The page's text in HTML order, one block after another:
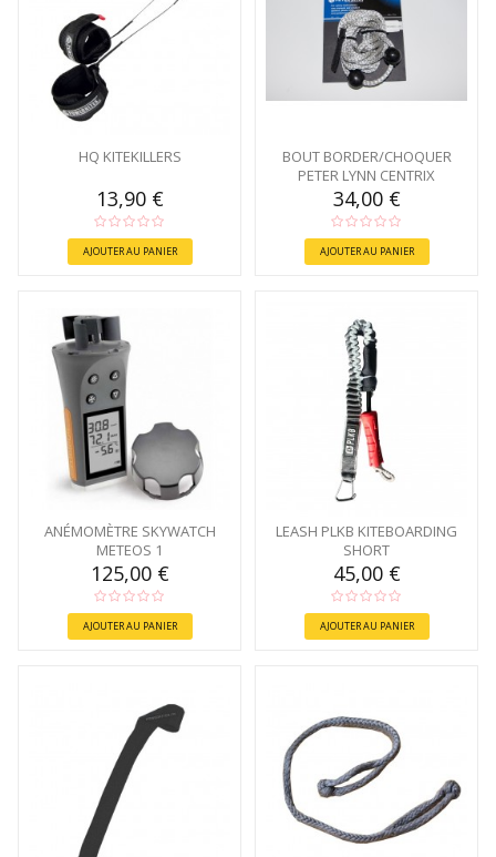
HQ KITEKILLERS
13,90 €
AJOUTER AU PANIER
BOUT BORDER/CHOQUER
PETER LYNN CENTRIX
34,00 €
AJOUTER AU PANIER
ANÉMOMÈTRE SKYWATCH
METEOS 1
125,00 €
AJOUTER AU PANIER
LEASH PLKB KITEBOARDING
SHORT
45,00 €
AJOUTER AU PANIER